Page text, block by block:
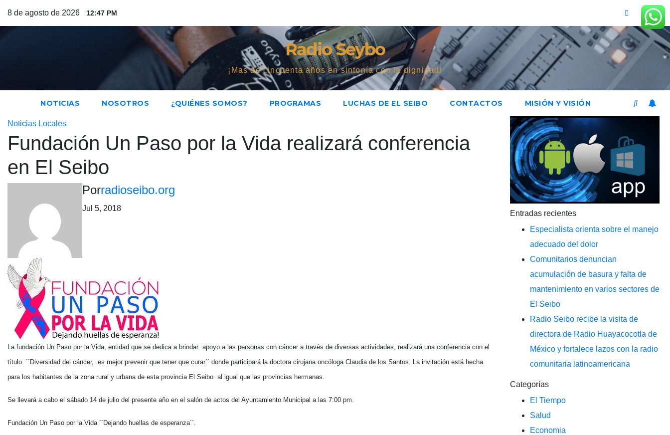
8 de agosto de 2026 12:47 PM
Radio Seybo
¡Mas de cincuenta años en sintonía con la dignidad!
NOTICIAS NOSOTROS ¿QUIÉNES SOMOS? PROGRAMAS LUCHAS DE EL SEIBO CONTACTOS MISIÓN Y VISIÓN
Noticias Locales
Fundación Un Paso por la Vida realizará conferencia
en El Seibo
Porradioseibo.org
Jul 5, 2018
La fundación Un Paso por la Vida, entidad que se dedica a brindar apoyo a las personas con cáncer a través de diversas actividades, realizará una conferencia con el
título ´´Diversidad del cáncer, es mejor prevenir que tener que curar´´ donde participará la doctora cirujana oncóloga Claudia de los Santos. La invitación está hecha
para los habitantes de la zona rural y urbana de esta provincia El Seibo al igual que las provincias hermanas.
Se llevará a cabo el sábado 14 de julio del presente año en el salón de actos del Ayuntamiento Municipal a las 7:00 pm.
Fundación Un Paso por la Vida ´´Dejando huellas de esperanza´´.
Entradas recientes
Especialista orienta sobre el manejo
adecuado del dolor
Comunitarios denuncian
acumulación de basura y falta de
mantenimiento en varios sectores de
El Seibo
Radio Seibo recibe la visita de
directora de Radio Huayacocotla de
México y fortalece lazos con la radio
comunitaria latinoamericana
Categorías
El Tiempo
Salud
Economia